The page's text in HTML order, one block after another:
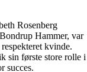
Rosenberg
Hammer, var
kvinde.
sin første store rolle i
succes.